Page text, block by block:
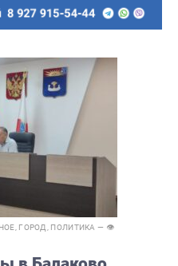
ГОРОД ПОЛИТИКА — 👁